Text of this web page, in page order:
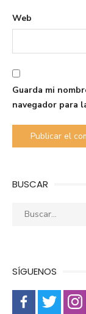
Web
Guarda mi
navegador para
BUSCAR
Buscar:
SÍGUENOS